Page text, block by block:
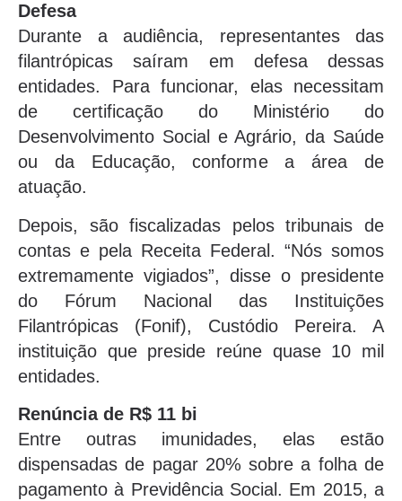
Defesa
Durante a audiência, representantes das
filantrópicas saíram em defesa dessas
entidades. Para funcionar, elas necessitam
de certificação do Ministério do
Desenvolvimento Social e Agrário, da Saúde
ou da Educação, conforme a área de
atuação.
Depois, são fiscalizadas pelos tribunais de
contas e pela Receita Federal. “Nós somos
extremamente vigiados”, disse o presidente
do Fórum Nacional das Instituições
Filantrópicas (Fonif), Custódio Pereira. A
instituição que preside reúne quase 10 mil
entidades.
Renúncia de R$ 11 bi
Entre outras imunidades, elas estão
dispensadas de pagar 20% sobre a folha de
pagamento à Previdência Social. Em 2015, a